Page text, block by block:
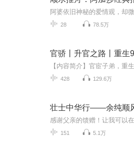
28 78.5万
官骄丨升官之路丨重生
428 129.6万
壮士中华行——余纯顺
151 5.1万